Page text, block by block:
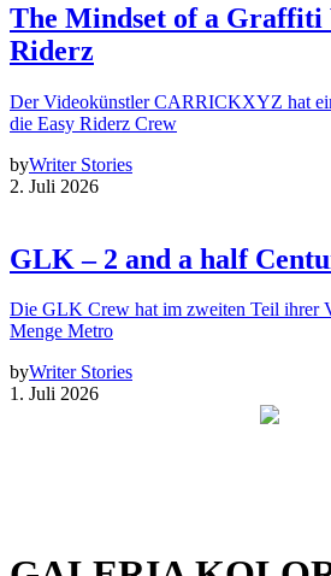
The Mindset of a Graffiti
Riderz
Der Videokünstler CARRICKXYZ hat
die Easy Riderz Crew
byWriter Stories
2. Juli 2026
GLK – 2 and a half
Die GLK Crew hat im zweiten Teil ihrer
Menge Metro
byWriter Stories
1. Juli 2026